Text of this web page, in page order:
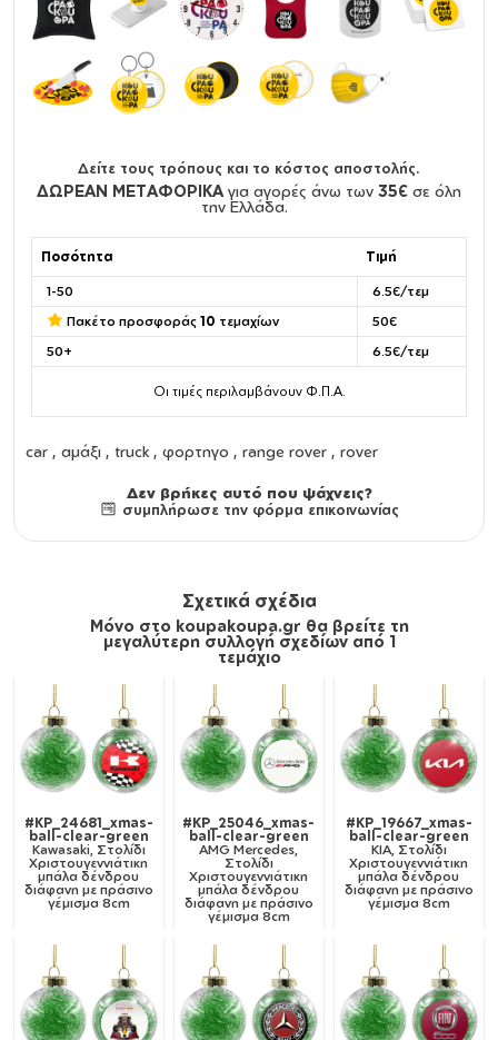
Δείτε τους τρόπους και το κόστος αποστολής.
ΔΩΡΕΑΝ ΜΕΤΑΦΟΡΙΚΑ για αγορές άνω των 35€ σε όλη
την Ελλάδα.
Ποσότητα Τιμή
1-50
6.5€/τεμ
Πακέτο προσφοράς 10 τεμαχίων
50€
50+
6.5€/τεμ
Οι τιμές περιλαμβάνουν Φ.Π.Α.
car , αμάξι , truck , φορτηγο , range rover , rover
Δεν βρήκες αυτό που ψάχνεις?
συμπλήρωσε την φόρμα επικοινωνίας
Σχετικά σχέδια
Μόνο στο koupakoupa.gr θα βρείτε τη
μεγαλύτερη συλλογή σχεδίων από 1
τεμάχιο
#KP_24681_xmas-
ball-clear-green
Kawasaki, Στολίδι
Χριστουγεννιάτικη
μπάλα δένδρου
διάφανη με πράσινο
γέμισμα 8cm
#KP_25046_xmas-
ball-clear-green
AMG Mercedes,
Στολίδι
Χριστουγεννιάτικη
μπάλα δένδρου
διάφανη με πράσινο
γέμισμα 8cm
#KP_19667_xmas-
ball-clear-green
KIA, Στολίδι
Χριστουγεννιάτικη
μπάλα δένδρου
διάφανη με πράσινο
γέμισμα 8cm